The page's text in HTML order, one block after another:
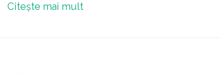
Citește mai mult